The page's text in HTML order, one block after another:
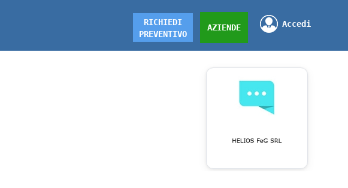
Accedi
AZIENDE
RICHIEDI
PREVENTIVO